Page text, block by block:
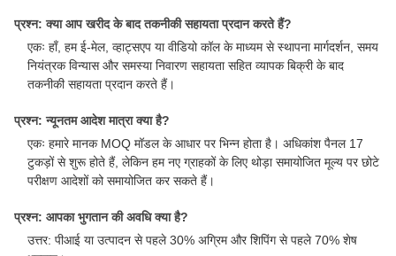
प्रश्न: क्या आप खरीद के बाद तकनीकी सहायता प्रदान करते हैं?
एकः हाँ, हम ई-मेल, व्हाट्सएप या वीडियो कॉल के माध्यम से स्थापना मार्गदर्शन, समय
नियंत्रक विन्यास और समस्या निवारण सहायता सहित व्यापक बिक्री के बाद
तकनीकी सहायता प्रदान करते हैं।
प्रश्न: न्यूनतम आदेश मात्रा क्या है?
एकः हमारे मानक MOQ मॉडल के आधार पर भिन्न होता है। अधिकांश पैनल 17
टुकड़ों से शुरू होते हैं, लेकिन हम नए ग्राहकों के लिए थोड़ा समायोजित मूल्य पर छोटे
परीक्षण आदेशों को समायोजित कर सकते हैं।
प्रश्न: आपका भुगतान की अवधि क्या है?
उत्तर: पीआई या उत्पादन से पहले 30% अग्रिम और शिपिंग से पहले 70% शेष